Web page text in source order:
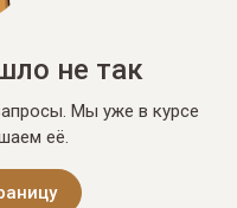
не так
Мы уже в курсе
её.